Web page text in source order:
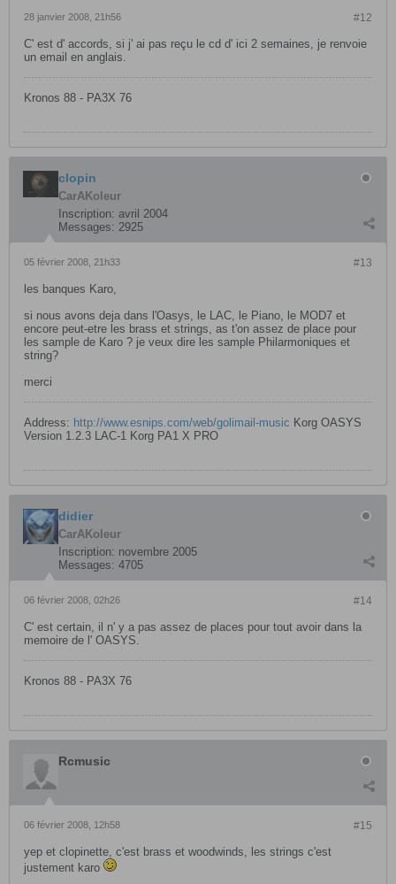
#12
28 janvier 2008, 21h56
C' est d' accords, si j' ai pas reçu le cd d' ici 2 semaines, je renvoie
un email en anglais.
Kronos 88 - PA3X 76
clopin
CarAKoleur
Inscription: avril 2004
Messages: 2925
#13
05 février 2008, 21h33
les banques Karo,
si nous avons deja dans l'Oasys, le LAC, le Piano, le MOD7 et
encore peut-etre les brass et strings, as t'on assez de place pour
les sample de Karo ? je veux dire les sample Philarmoniques et
string?
merci
Address: http://www.esnips.com/web/golimail-music Korg OASYS
Version 1.2.3 LAC-1 Korg PA1 X PRO
didier
CarAKoleur
Inscription: novembre 2005
Messages: 4705
#14
06 février 2008, 02h26
C' est certain, il n' y a pas assez de places pour tout avoir dans la
memoire de l' OASYS.
Kronos 88 - PA3X 76
Rcmusic
#15
06 février 2008, 12h58
yep et clopinette, c'est brass et woodwinds, les strings c'est
justement karo